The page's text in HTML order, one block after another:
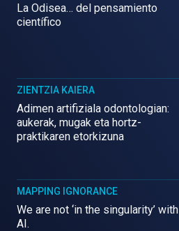
La Odisea… del pensamiento
científico
ZIENTZIA KAIERA
Adimen artifiziala odontologian:
aukerak, mugak eta hortz-
praktikaren etorkizuna
MAPPING IGNORANCE
We are not ‘in the singularity’ with
AI.